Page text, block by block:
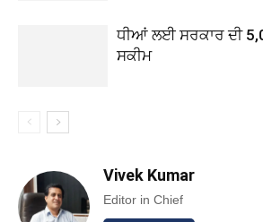
ਧੀਆਂ ਲਈ ਸਰਕਾਰ ਦੀ
ਸਕੀਮ
Vivek Kumar
Editor in Chief